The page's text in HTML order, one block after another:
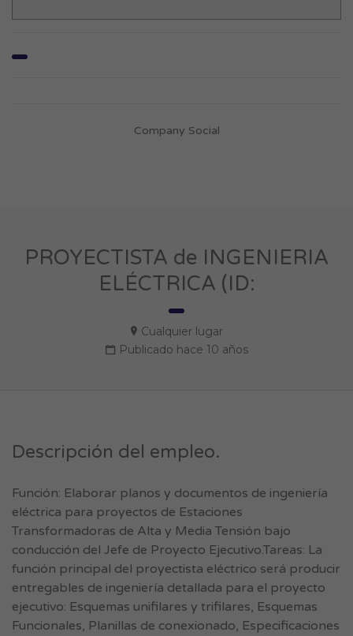
Company Social
PROYECTISTA de INGENIERIA
ELÉCTRICA (ID:
Cualquier lugar
Publicado hace 10 años
Descripción del empleo.
Función: Elaborar planos y documentos de ingeniería
eléctrica para proyectos de Estaciones
Transformadoras de Alta y Media Tensión bajo
conducción del Jefe de Proyecto Ejecutivo.Tareas: La
función principal del proyectista eléctrico será producir
entregables de ingeniería detallada para el proyecto
ejecutivo: Esquemas unifilares y trifilares, Esquemas
Funcionales, Planillas de conexionado, Especificaciones